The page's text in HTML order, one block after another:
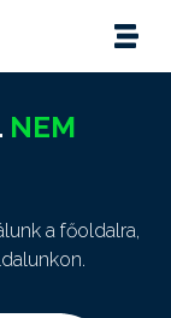
NEM
a főoldalra,